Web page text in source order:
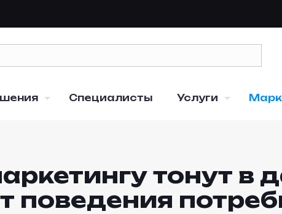
Специалисты Услуги
тонут в
поведения